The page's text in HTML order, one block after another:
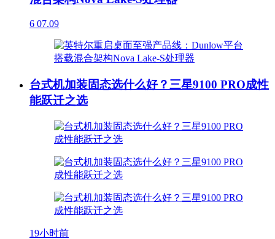
6 07.09
台式机加装固态选什么好？三星9100 PRO成性
能跃迁之选
19小时前